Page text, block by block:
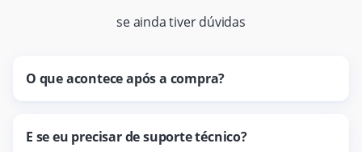
se ainda tiver dúvidas
O que acontece após a compra?
E se eu precisar de suporte técnico?